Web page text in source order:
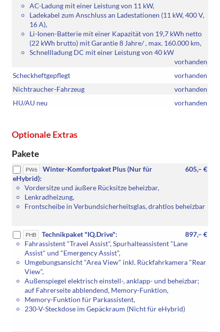
AC-Ladung mit einer Leistung von 11 kW,
Ladekabel zum Anschluss an Ladestationen (11 kW, 400 V,
16 A),
Li-Ionen-Batterie mit einer Kapazität von 19,7 kWh netto
(22 kWh brutto) mit Garantie 8 Jahre/ , max. 160.000 km,
Schnellladung DC mit einer Leistung von 40 kW
vorhanden
Scheckheftgepflegt
vorhanden
Nichtraucher-Fahrzeug
vorhanden
HU/AU neu
vorhanden
Optionale Extras
Pakete
PW6 605,– €
Winter-Komfortpaket Plus (Nur für
eHybrid):
Vordersitze und äußere Rücksitze beheizbar,
Lenkradheizung,
Frontscheibe in Verbundsicherheitsglas, drahtlos beheizbar
PHB 897,– €
Technikpaket "IQ.Drive":
Fahrassistent "Travel Assist", Spurhalteassistent "Lane
Assist" und "Emergency Assist",
Umgebungsansicht "Area View" inkl. Rückfahrkamera "Rear
View",
Außenspiegel elektrisch einstell-, anklapp- und beheizbar;
auf Fahrerseite abblendend, Memory-Funktion,
Memory-Funktion für Parkassistent,
230-V-Steckdose im Gepäckraum (Nicht für eHybrid)